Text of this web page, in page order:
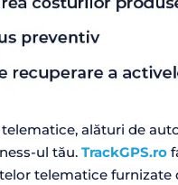
alături de
ul tău. TrackGPS.ro
telematice furnizate